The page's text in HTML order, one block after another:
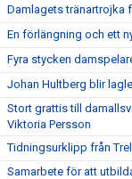
Damlagets tränartrojka
En förlängning och ett
Fyra stycken
Johan Hultberg blir
Stort grattis till
Viktoria Persson
Tidningsurklipp från
Samarbete för att